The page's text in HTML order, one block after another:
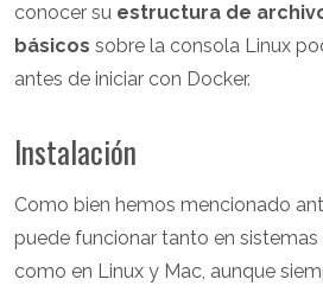
conocer su estructura de
básicos sobre la consola Linux
antes de iniciar con Docker.
Instalación
Como bien hemos mencionado
puede funcionar tanto en
como en Linux y Mac, aunque